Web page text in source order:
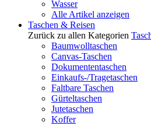
Wasser
Alle Artikel anzeigen
Taschen & Reisen
Zurück zu allen Kategorien
Baumwolltaschen
Canvas-Taschen
Dokumententaschen
Einkaufs-/Tragetaschen
Faltbare Taschen
Gürteltaschen
Jutetaschen
Koffer